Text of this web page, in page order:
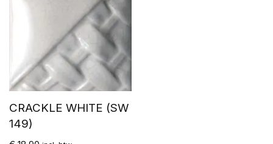
CRACKLE WHITE (SW
149)